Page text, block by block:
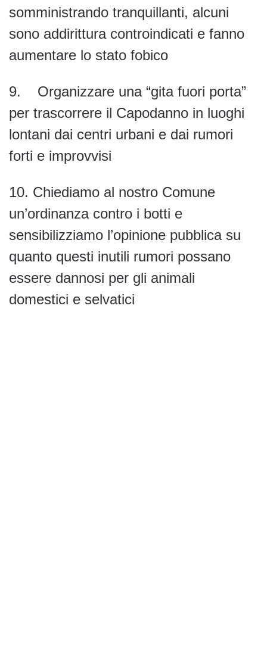
somministrando tranquillanti, alcuni
sono addirittura controindicati e fanno
aumentare lo stato fobico
9. Organizzare una “gita fuori porta”
per trascorrere il Capodanno in luoghi
lontani dai centri urbani e dai rumori
forti e improvvisi
10. Chiediamo al nostro Comune
un’ordinanza contro i botti e
sensibilizziamo l’opinione pubblica su
quanto questi inutili rumori possano
essere dannosi per gli animali
domestici e selvatici